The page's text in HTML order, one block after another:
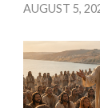
AUGUST 5,